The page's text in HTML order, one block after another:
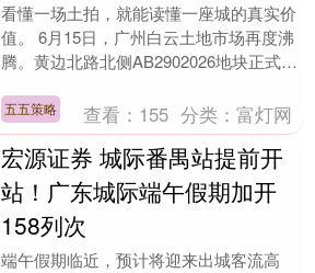
看懂一场土拍，就能读懂一座城的真实价
值。 6月15日，广州白云土地市场再度沸
腾。黄边北路北侧AB2902026地块正式出
27....
五五策略 查看： 155 分类：富灯网
宏源证券 城际番禺站提前开
站！广东城际端午假期加开
158列次
端午假期临近，预计将迎来出城客流高